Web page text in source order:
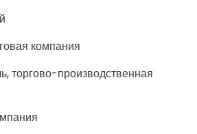
компания
торгово-производственная